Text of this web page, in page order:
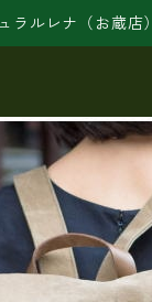
ラルレナ（お蔵店